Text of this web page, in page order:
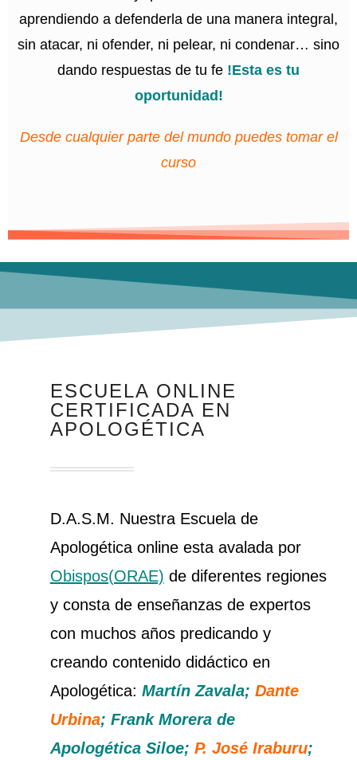
aprendiendo a defenderla de una manera integral,
sin atacar, ni ofender, ni pelear, ni condenar… sino
dando respuestas de tu fe !Esta es tu
oportunidad!
Desde cualquier parte del mundo puedes tomar el
curso
ESCUELA ONLINE
CERTIFICADA EN
APOLOGÉTICA
D.A.S.M. Nuestra Escuela de
Apologética online esta avalada por
Obispos(ORAE) de diferentes regiones
y consta de enseñanzas de expertos
con muchos años predicando y
creando contenido didáctico en
Apologética: Martín Zavala; Dante
Urbina; Frank Morera de
Apologética Siloe; P. José Iraburu;